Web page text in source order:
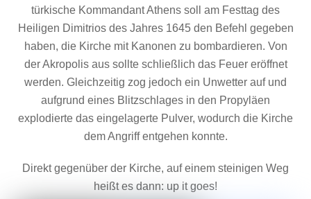
türkische Kommandant Athens soll am Festtag des
Heiligen Dimitrios des Jahres 1645 den Befehl gegeben
haben, die Kirche mit Kanonen zu bombardieren. Von
der Akropolis aus sollte schließlich das Feuer eröffnet
werden. Gleichzeitig zog jedoch ein Unwetter auf und
aufgrund eines Blitzschlages in den Propyläen
explodierte das eingelagerte Pulver, wodurch die Kirche
dem Angriff entgehen konnte.
Direkt gegenüber der Kirche, auf einem steinigen Weg
heißt es dann: up it goes!